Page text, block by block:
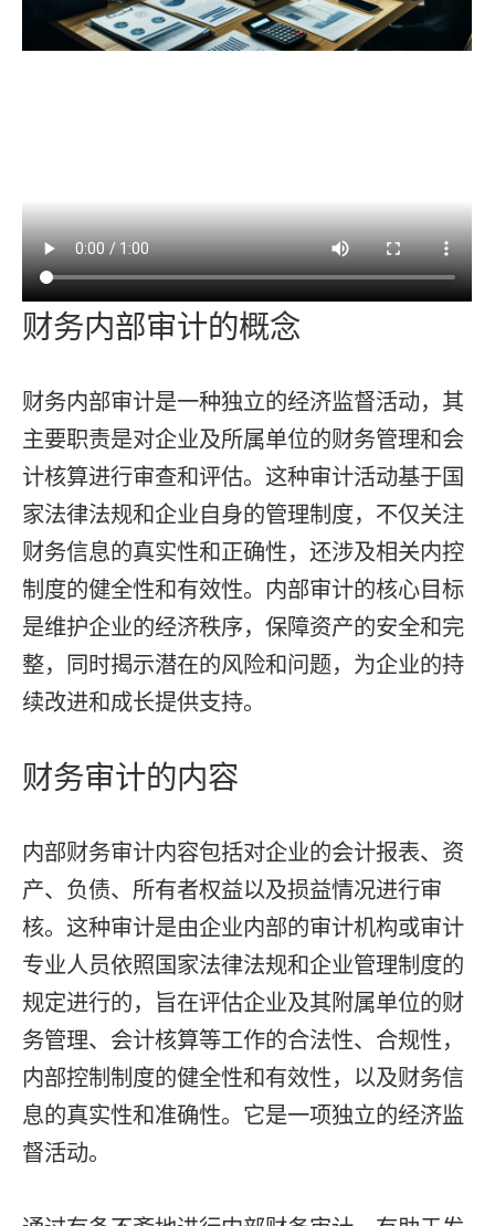
财务内部审计的概念
财务内部审计是一种独立的经济监督活动，其
主要职责是对企业及所属单位的财务管理和会
计核算进行审查和评估。这种审计活动基于国
家法律法规和企业自身的管理制度，不仅关注
财务信息的真实性和正确性，还涉及相关内控
制度的健全性和有效性。内部审计的核心目标
是维护企业的经济秩序，保障资产的安全和完
整，同时揭示潜在的风险和问题，为企业的持
续改进和成长提供支持。
财务审计的内容
内部财务审计内容包括对企业的会计报表、资
产、负债、所有者权益以及损益情况进行审
核。这种审计是由企业内部的审计机构或审计
专业人员依照国家法律法规和企业管理制度的
规定进行的，旨在评估企业及其附属单位的财
务管理、会计核算等工作的合法性、合规性，
内部控制制度的健全性和有效性，以及财务信
息的真实性和准确性。它是一项独立的经济监
督活动。